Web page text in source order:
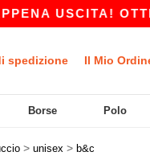
USCITA! OTTIENI
spedizione Il Mio
Borse Polo
> unisex > b&c